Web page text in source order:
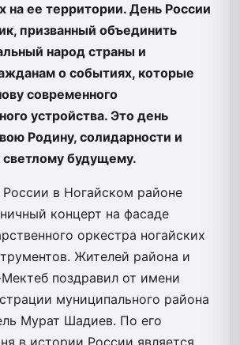
ее территории. День России
призванный объединить
народ страны и
о событиях, которые
современного
устройства. Это день
Родину, солидарности и
светлому будущему.
в Ногайском районе
концерт на фасаде
оркестра ногайских
Жителей района и
поздравил от имени
муниципального района
Мурат Шадиев. По его